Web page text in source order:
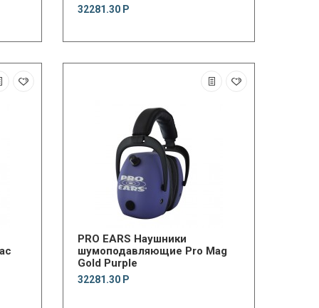
32281.30 Р
PRO EARS Наушники
шумоподавляющие Pro Mag
Gold Purple
32281.30 Р